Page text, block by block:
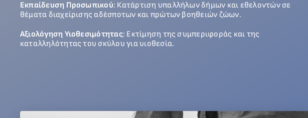
Εκπαίδευση Προσωπικού: Κατάρτιση υπαλλήλων δήμων και εθελοντών σε
θέματα διαχείρισης αδέσποτων και πρώτων βοηθειών ζώων.
Αξιολόγηση Υιοθεσιμότητας: Εκτίμηση της συμπεριφοράς και της
καταλληλότητας του σκύλου για υιοθεσία.